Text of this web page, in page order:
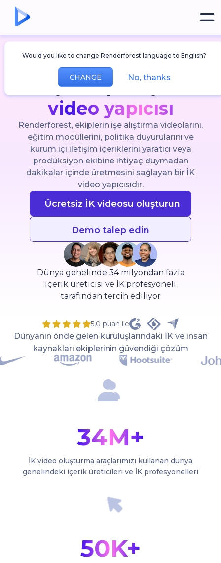
Would you like to change Renderforest language to English?
CHANGE No, thanks
İşe alıştırma, eğitim
ve iç iletişim için
video yapıcısı
Renderforest, ekiplerin işe alıştırma videolarını,
eğitim modüllerini, politika duyurularını ve
kurum içi iletişim içeriklerini yaratıcı veya
prodüksiyon ekibine ihtiyaç duymadan
dakikalar içinde üretmesini sağlayan bir İK
video yapıcısıdır.
Ücretsiz İK videosu oluşturun
Demo talep edin
Dünya genelinde 34 milyondan fazla
içerik üreticisi ve İK profesyoneli
tarafından tercih ediliyor
5,0 puan ile
Dünyanın önde gelen kuruluşlarındaki İK ve insan
kaynakları ekiplerinin güvendiği çözüm
34M+
İK video oluşturma araçlarımızı kullanan dünya
genelindeki içerik üreticileri ve İK profesyonelleri
50K+